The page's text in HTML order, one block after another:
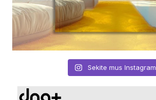
Sekite mus Instagram